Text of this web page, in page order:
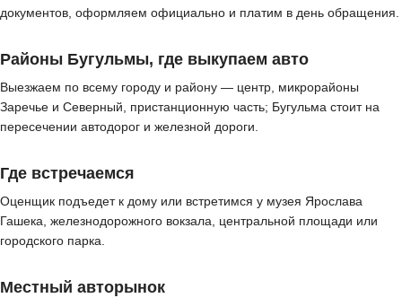
документов, оформляем официально и платим в день обращения.
Районы Бугульмы, где выкупаем авто
Выезжаем по всему городу и району — центр, микрорайоны
Заречье и Северный, пристанционную часть; Бугульма стоит на
пересечении автодорог и железной дороги.
Где встречаемся
Оценщик подъедет к дому или встретимся у музея Ярослава
Гашека, железнодорожного вокзала, центральной площади или
городского парка.
Местный авторынок